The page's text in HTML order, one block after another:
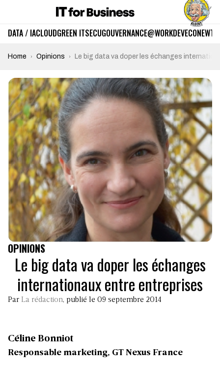
DATA / IACLOUDGREEN ITSECUGOUVERNANCE@WORKDEVECO
Home Opinions Le big data va doper les échanges
OPINIONS
Le big data va doper les échanges
internationaux entre entreprises
Par La rédaction, publié le 09 septembre 2014
Céline Bonniot
Responsable marketing, GT Nexus France